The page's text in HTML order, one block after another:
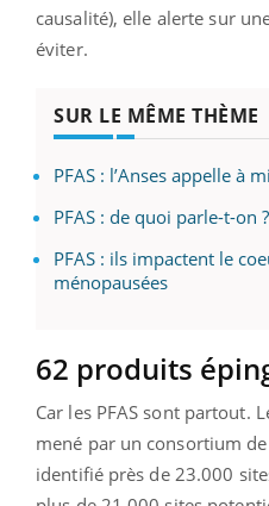
causalité), elle alerte sur
éviter.
SUR LE MÊME THÈME
PFAS : l’Anses appelle à
PFAS : de quoi parle-t-on ?
PFAS : ils impactent le
ménopausées
62 produits
Car les PFAS sont partout.
mené par un consortium
identifié près de 23.000